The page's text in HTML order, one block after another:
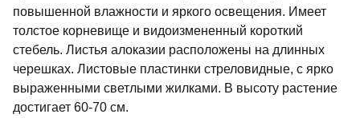
повышенной влажности и яркого освещения. Имеет
толстое корневище и видоизмененный короткий
стебель. Листья алоказии расположены на длинных
черешках. Листовые пластинки стреловидные, с ярко
выраженными светлыми жилками. В высоту растение
достигает 60-70 см.